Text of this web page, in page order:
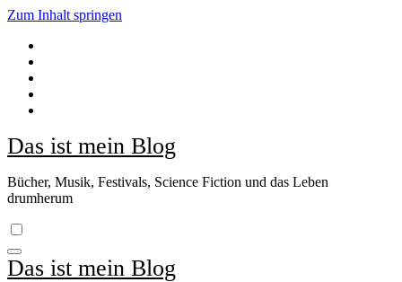
Zum Inhalt springen
Das ist mein Blog
Bücher, Musik, Festivals, Science Fiction und das Leben
drumherum
Das ist mein Blog